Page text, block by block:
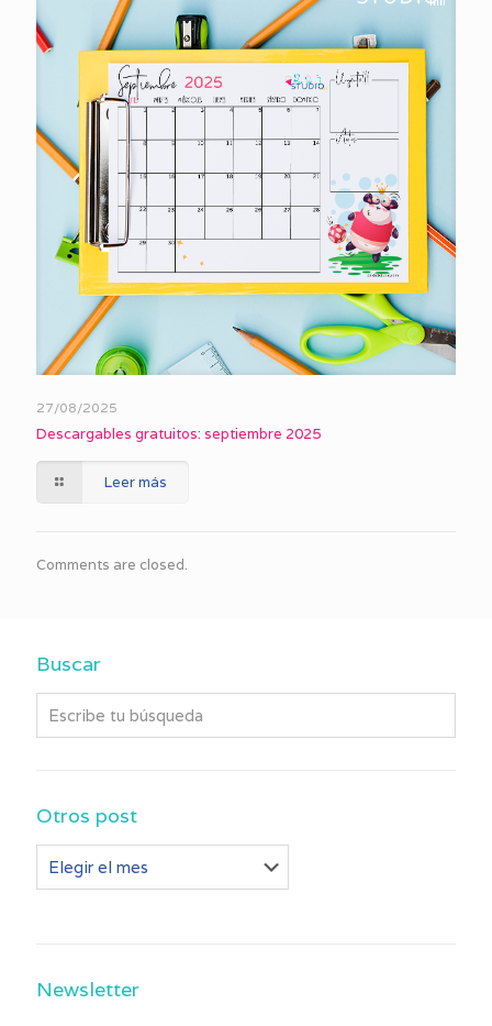
27/08/2025
Descargables gratuitos: septiembre 2025
Leer más
Comments are closed.
Buscar
Otros post
post
Newsletter